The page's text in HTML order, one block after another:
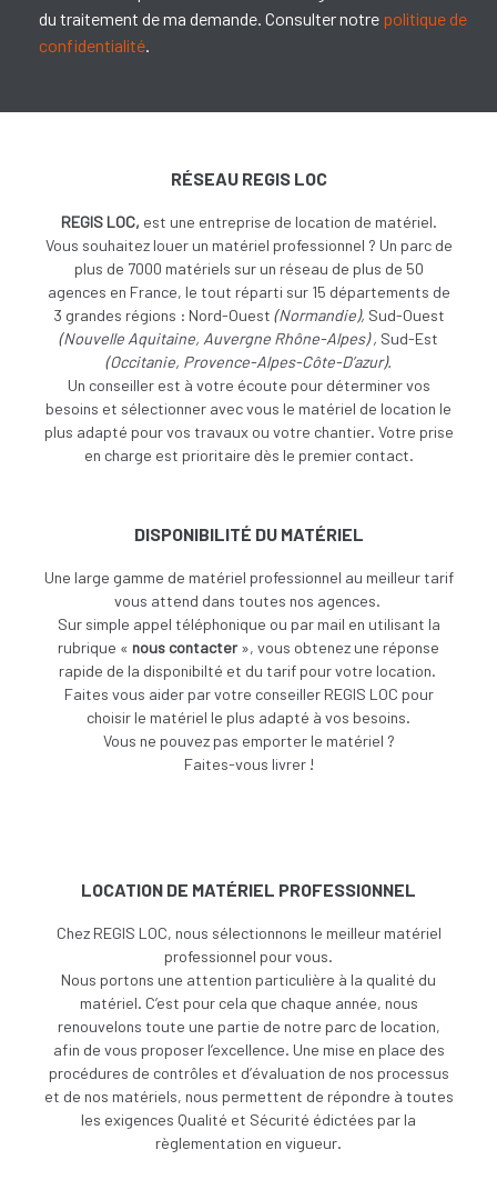
du traitement de ma demande. Consulter notre politique de
confidentialité.
RÉSEAU REGIS LOC
REGIS LOC, est une entreprise de location de matériel.
Vous souhaitez louer un matériel professionnel ? Un parc de
plus de 7000 matériels sur un réseau de plus de 50
agences en France, le tout réparti sur 15 départements de
3 grandes régions : Nord-Ouest (Normandie), Sud-Ouest
(Nouvelle Aquitaine, Auvergne Rhône-Alpes) , Sud-Est
(Occitanie, Provence-Alpes-Côte-D’azur).
Un conseiller est à votre écoute pour déterminer vos
besoins et sélectionner avec vous le matériel de location le
plus adapté pour vos travaux ou votre chantier. Votre prise
en charge est prioritaire dès le premier contact.
DISPONIBILITÉ DU MATÉRIEL
Une large gamme de matériel professionnel au meilleur tarif
vous attend dans toutes nos agences.
Sur simple appel téléphonique ou par mail en utilisant la
rubrique « nous contacter», vous obtenez une réponse
rapide de la disponibilté et du tarif pour votre location.
Faites vous aider par votre conseiller REGIS LOC pour
choisir le matériel le plus adapté à vos besoins.
Vous ne pouvez pas emporter le matériel ?
Faites-vous livrer !
LOCATION DE MATÉRIEL PROFESSIONNEL
Chez REGIS LOC, nous sélectionnons le meilleur matériel
professionnel pour vous.
Nous portons une attention particulière à la qualité du
matériel. C’est pour cela que chaque année, nous
renouvelons toute une partie de notre parc de location,
afin de vous proposer l’excellence. Une mise en place des
procédures de contrôles et d’évaluation de nos processus
et de nos matériels, nous permettent de répondre à toutes
les exigences Qualité et Sécurité édictées par la
règlementation en vigueur.